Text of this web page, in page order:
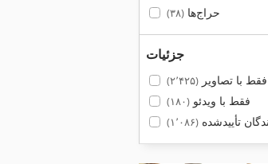
حراج‌ها(۳۸)
جزئیات
فقط با تصاویر(۲٬۴۲۵)
فقط با ویدئو(۱۸۰)
تأییدشده(۱٬۰۸۶)